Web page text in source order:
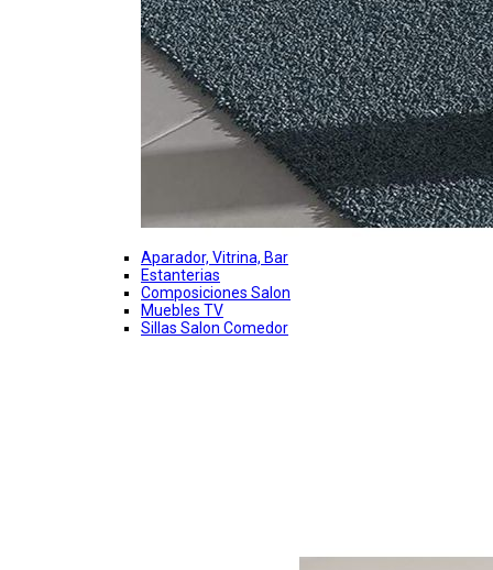
Aparador, Vitrina, Bar
Estanterias
Composiciones Salon
Muebles TV
Sillas Salon Comedor